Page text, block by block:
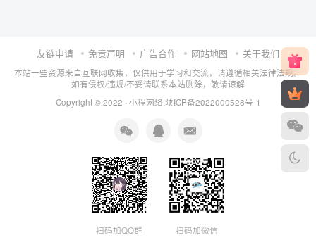
友链申请 免责声明 广告合作 网站地图 关于我们
本站一些资源来自互联网收集，仅供用于学习和交流，请遵循相关法律法规。
如有侵权/违规/不妥请联系本站删除，敬请谅解
Copyright © 2022 · 小程网络 陕ICP备2022000528号-1
扫码加QQ群 扫码加微信